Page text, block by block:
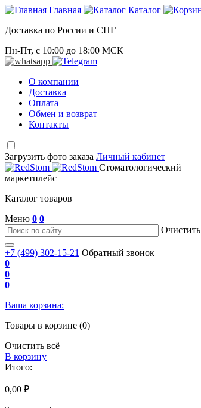
Главная Каталог
Доставка по России и СНГ
Пн-Пт, с 10:00 до 18:00 МСК
О компании
Доставка
Оплата
Обмен и возврат
Контакты
Загрузить фото заказа Личный кабинет
Стоматологический
маркетплейс
Каталог товаров
Меню 0 0
Очистить
+7 (499) 302-15-21 Обратный звонок
0
0
0
Ваша корзина:
Товары в корзине (0)
Очистить всё
В корзину
Итого:
0,00 ₽